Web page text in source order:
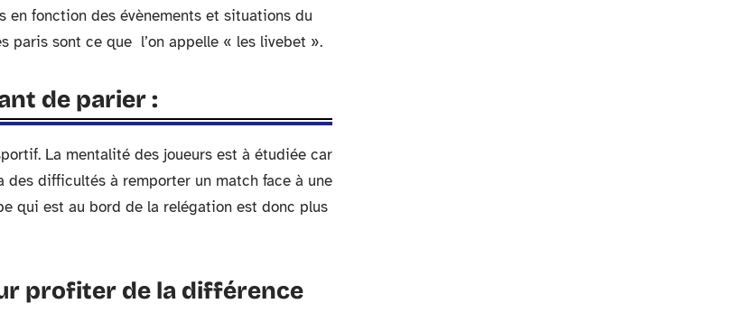
en fonction des évènements et situations du
paris sont ce que l’on appelle « les livebet ».
de parier :
La mentalité des joueurs est à étudiée car
difficultés à remporter un match face à une
qui est au bord de la relégation est donc plus
profiter de la différence